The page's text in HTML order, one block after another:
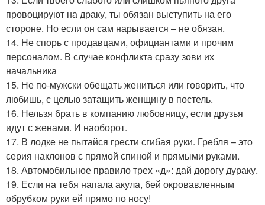
провоцируют на драку, ты обязан выступить на его
стороне. Но если он сам нарывается – не обязан.
14. Не спорь с продавцами, официантами и прочим
персоналом. В случае конфликта сразу зови их
начальника
15. Не по-мужски обещать жениться или говорить, что
любишь, с целью затащить женщину в постель.
16. Нельзя брать в компанию любовницу, если друзья
идут с женами. И наоборот.
17. В лодке не пытайся грести сгибая руки. Гребля – это
серия наклонов с прямой спиной и прямыми руками.
18. Автомобильное правило трех «д»: дай дорогу дураку.
19. Если на тебя напала акула, бей окровавленным
обрубком руки ей прямо по носу!